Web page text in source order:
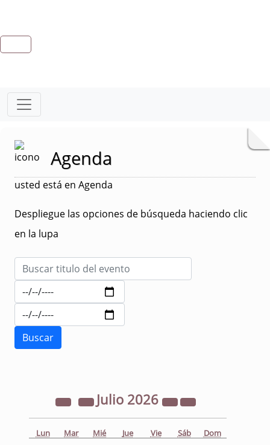
Agenda
usted está en Agenda
Despliegue las opciones de búsqueda haciendo clic
en la lupa
Julio 2026
Lun Mar Mié Jue Vie Sáb Dom